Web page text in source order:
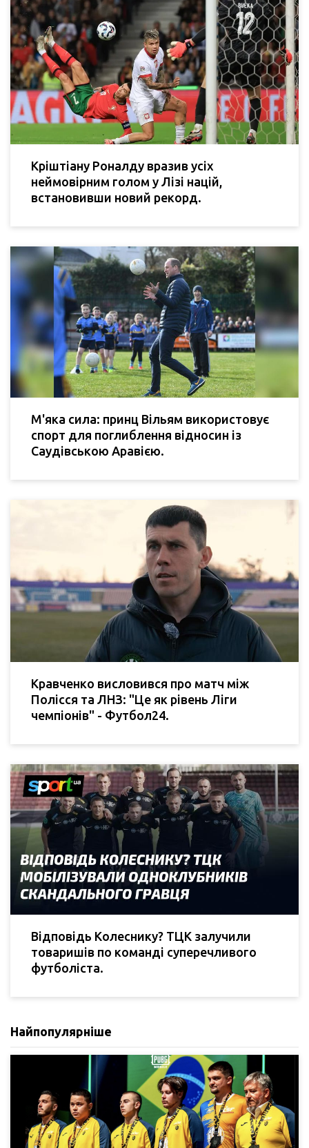
Кріштіану Роналду вразив усіх
неймовірним голом у Лізі націй,
встановивши новий рекорд.
М'яка сила: принц Вільям використовує
спорт для поглиблення відносин із
Саудівською Аравією.
Кравченко висловився про матч між
Полісся та ЛНЗ: "Це як рівень Ліги
чемпіонів" - Футбол24.
Відповідь Колеснику? ТЦК залучили
товаришів по команді суперечливого
футболіста.
Найпопулярніше